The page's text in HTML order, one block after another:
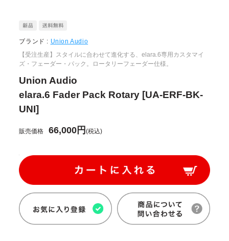
ブランド : Union Audio
【受注生産】スタイルに合わせて進化する、elara.6専用カスタマイ
ズ・フェーダー・パック。ロータリーフェーダー仕様。
Union Audio
elara.6 Fader Pack Rotary [UA-ERF-BK-
UNI]
販売価格 66,000円(税込)